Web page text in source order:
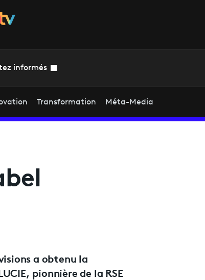
informés
Transformation Méta-Media
a obtenu la
pionnière de la RSE